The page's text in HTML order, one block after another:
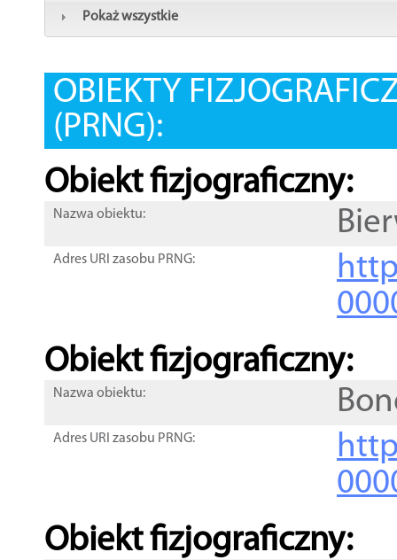
Pokaż wszystkie
OBIEKTY
(PRNG):
Obiekt fizjograficzny:
Nazwa obiektu:
Adres URI zasobu PRNG:
Obiekt fizjograficzny:
Nazwa obiektu:
Adres URI zasobu PRNG:
Obiekt fizjograficzny: